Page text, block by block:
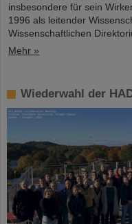
insbesondere für sein
1996 als leitender
Wissenschaftlichen
Mehr »
Wiederwahl der